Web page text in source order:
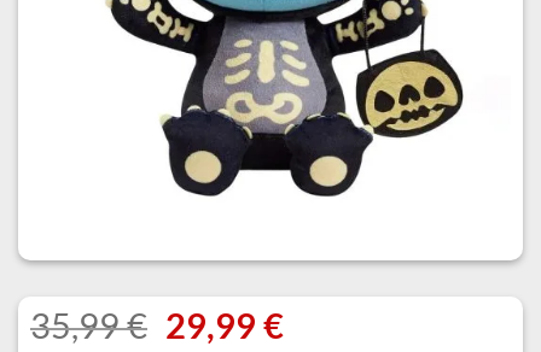
35,99€ Le
29,99 €Le